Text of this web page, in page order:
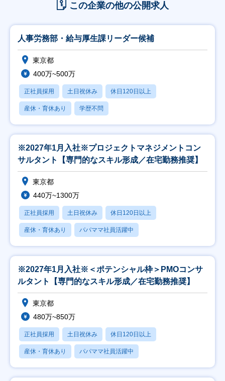
この企業の他の公開求人
人事労務部・給与厚生課リーダー候補
東京都
400万~500万
正社員採用 土日祝休み 休日120日以上
産休・育休あり 学歴不問
※2027年1月入社※プロジェクトマネジメントコン
サルタント【専門的なスキル形成／在宅勤務推奨】
東京都
440万~1300万
正社員採用 土日祝休み 休日120日以上
産休・育休あり パパママ社員活躍中
※2027年1月入社※＜ポテンシャル枠＞PMOコンサ
ルタント【専門的なスキル形成／在宅勤務推奨】
東京都
480万~850万
正社員採用 土日祝休み 休日120日以上
産休・育休あり パパママ社員活躍中